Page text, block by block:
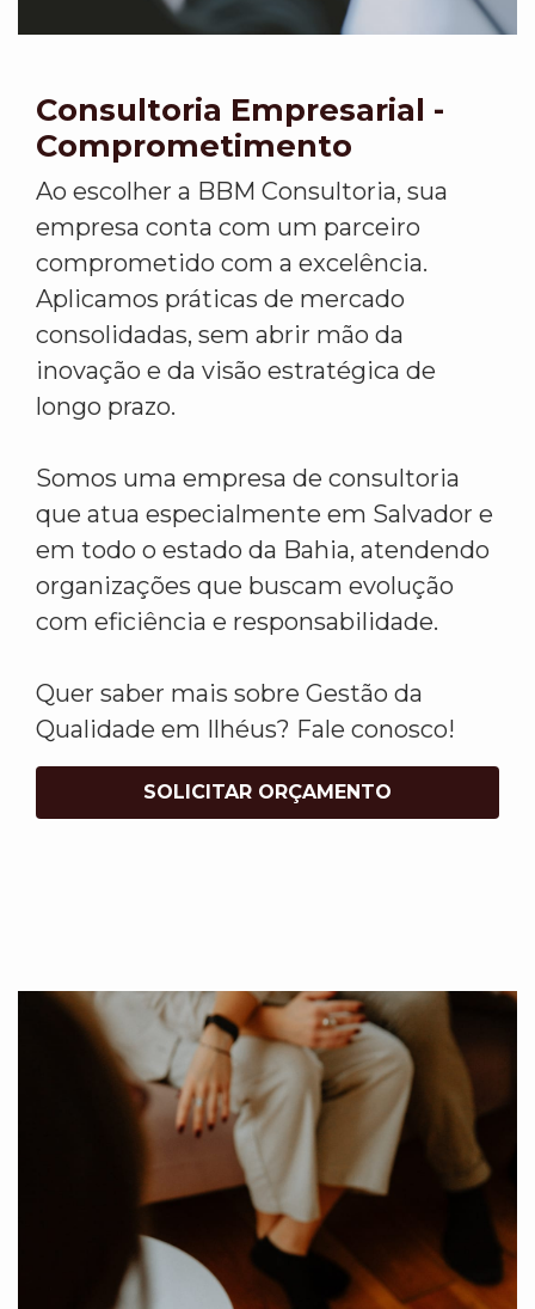
Consultoria Empresarial -
Comprometimento
Ao escolher a BBM Consultoria, sua
empresa conta com um parceiro
comprometido com a excelência.
Aplicamos práticas de mercado
consolidadas, sem abrir mão da
inovação e da visão estratégica de
longo prazo.
Somos uma empresa de consultoria
que atua especialmente em Salvador e
em todo o estado da Bahia, atendendo
organizações que buscam evolução
com eficiência e responsabilidade.
Quer saber mais sobre Gestão da
Qualidade em Ilhéus? Fale conosco!
SOLICITAR ORÇAMENTO